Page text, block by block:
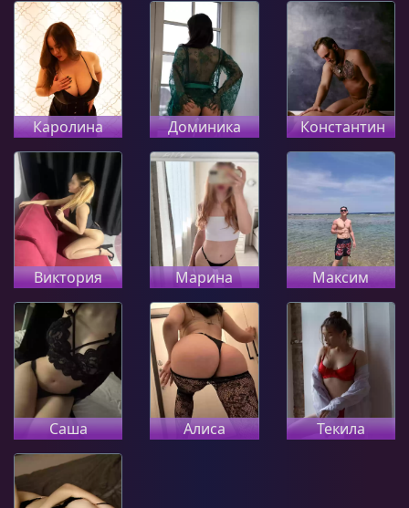
Каролина Доминика Константин
Виктория Марина Максим
Саша Алиса Текила